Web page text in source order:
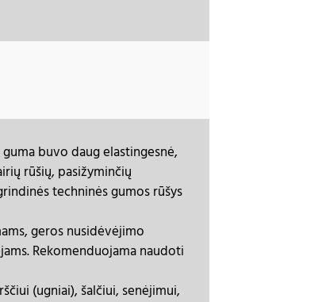
buvo daug elastingesnė,
rūšių, pasižyminčių
techninės gumos rūšys
geros nusidėvėjimo
Rekomenduojama naudoti
(ugniai), šalčiui, senėjimui,